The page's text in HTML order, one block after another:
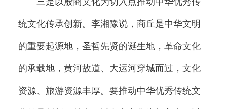
统文化传承创新。李湘豫说，商丘是中华文明
的重要起源地，圣哲先贤的诞生地，革命文化
的承载地，黄河故道、大运河穿城而过，文化
资源、旅游资源丰厚。要推动中华优秀传统文